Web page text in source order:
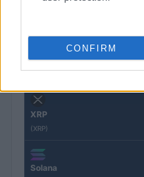
CONFIRM
Ethereum
BNB
XRP
(XRP)
Solana